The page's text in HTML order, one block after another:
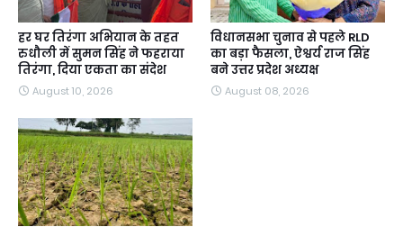
हर घर तिरंगा अभियान के तहत
रुधौली में सुमन सिंह ने फहराया
तिरंगा, दिया एकता का संदेश
August 10, 2026
विधानसभा चुनाव से पहले RLD
का बड़ा फैसला, ऐश्वर्य राज सिंह
बने उत्तर प्रदेश अध्यक्ष
August 08, 2026